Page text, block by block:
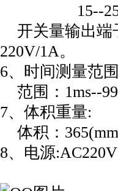
15--
开关量输出端
220V/1A。
6、时间测量范
范围：1ms--
7、体积重量:
体积：
8、电源